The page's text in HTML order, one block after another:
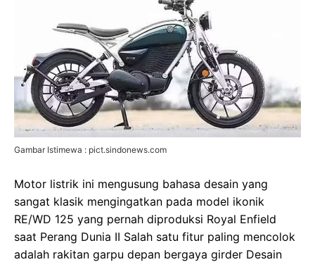
Gambar Istimewa : pict.sindonews.com
Motor listrik ini mengusung bahasa desain yang
sangat klasik mengingatkan pada model ikonik
RE/WD 125 yang pernah diproduksi Royal Enfield
saat Perang Dunia II Salah satu fitur paling mencolok
adalah rakitan garpu depan bergaya girder Desain